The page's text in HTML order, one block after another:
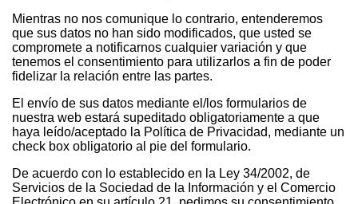
Mientras no nos comunique lo contrario, entenderemos
que sus datos no han sido modificados, que usted se
compromete a notificarnos cualquier variación y que
tenemos el consentimiento para utilizarlos a fin de poder
fidelizar la relación entre las partes.
El envío de sus datos mediante el/los formularios de
nuestra web estará supeditado obligatoriamente a que
haya leído/aceptado la Política de Privacidad, mediante un
check box obligatorio al pie del formulario.
De acuerdo con lo establecido en la Ley 34/2002, de
Servicios de la Sociedad de la Información y el Comercio